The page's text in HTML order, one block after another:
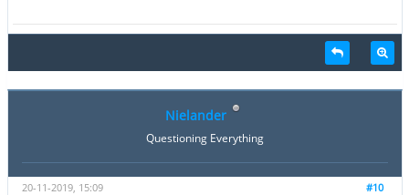
Nielander
Questioning Everything
#10
20-11-2019, 15:09